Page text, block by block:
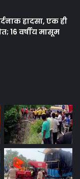
हादसा, एक ही
16 वर्षीय मासूम